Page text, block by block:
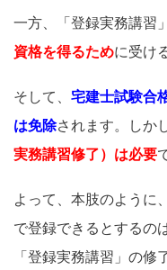
一方、「登録実務講習
資格を得るために受け
そして、 宅建士試験合
は免除されます。しか
実務講習修了）は必要
よって、本肢のように
で登録できるとするの
「登録実務講習」の修